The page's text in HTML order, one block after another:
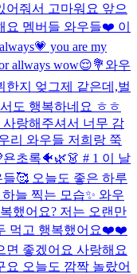
어줘서 고마워요 앞으
요 멤버들 와우들❤️ 이
you are my
allways wow😌💐와우
한지 엊그제 같은데,벌
도 행복하네요 ㅎㅎ
랑해주셔서 너무 감
리 와우들 저희랑 쭉
욘초록🐠🌿👗 # 1 이 날
🥰 오늘도 좋은 하루
늘 찍는 모습✨ 와우
했어요? 저는 오랜만
먹고 행복했어요❤️❤️
면 좋겠어요 사랑해요
요 오늘도 깜짝 놀랐어